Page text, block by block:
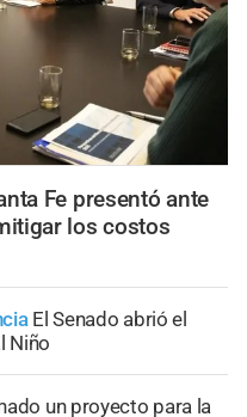
Fe presentó ante
los costos
El Senado abrió el
Niño
un proyecto para la